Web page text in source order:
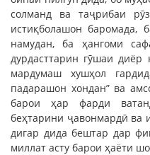
солманд ва таҷрибаи
истиқболашон баромада,
намудан, ба ҳангоми
дурдасттарин гӯшаи диёр
мардумаш хушҳол
падарашон хондан” ва
барои ҳар фарди
беҳтарини ҷавонмардӣ ва
дигар дида бештар дар
миллат асту барои ҳаёти